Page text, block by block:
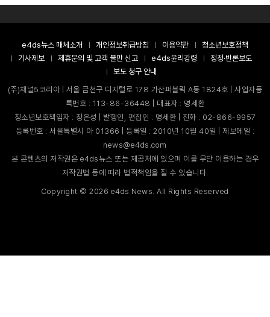
e4ds뉴스 매체소개 개인정보취급방침 이용약관
청소년보호정책
기사제보
제휴문의 및 고객 불만 신고 e4ds윤리강령
정정·반론보도
보도 청구 안내
(주)채널5코리아 | 서울 금천구 디지털로 178 가산퍼블릭 A동 1824호 | 사업자등
록번호 : 113-86-36448 | 대표자 : 명세환
청소년보호책임자 : 장은성 | 발행인, 편집인 : 명세환 | 전화 : 02-866-9957
등록번호 : 서울특별시 아 01366 | 등록일 : 2010년 10월 40일 | 제보메일 :
news@e4ds.com
본 콘텐츠의 저작권은 e4ds뉴스 또는 제공처에 있으며 이를 무단 이용하는 경우
저작권법 등에 따라 법적책임을 질 수 있습니다.
Copyright ©2026 e4ds News. All Rights Reserved